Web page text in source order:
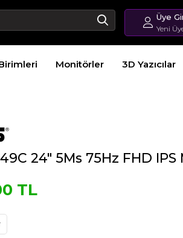
Üye
Yeni
Üye Ol
Monitörler 3D Yazıcılar
24" 5Ms 75Hz FHD
TL